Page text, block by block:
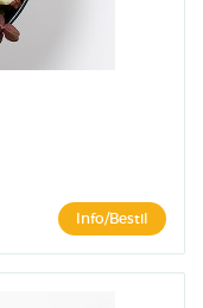
Info/Bestil